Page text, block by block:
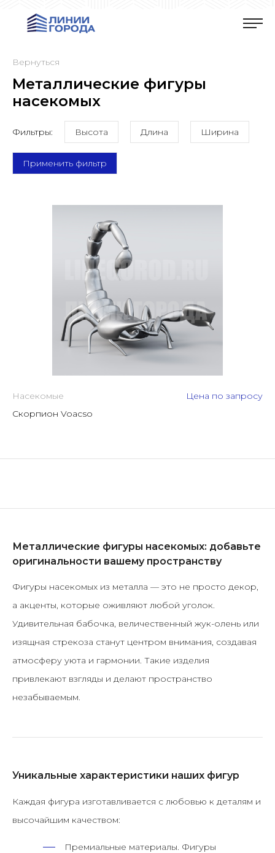
Вернуться
Металлические фигуры
насекомых
Фильтры: Высота Длина Ширина
Применить фильтр
Насекомые
Цена по запросу
Скорпион Voacso
Металлические фигуры насекомых: добавьте
оригинальности вашему пространству
Фигуры насекомых из металла — это не просто декор,
а акценты, которые оживляют любой уголок.
Удивительная бабочка, величественный жук-олень или
изящная стрекоза станут центром внимания, создавая
атмосферу уюта и гармонии. Такие изделия
привлекают взгляды и делают пространство
незабываемым.
Уникальные характеристики наших фигур
Каждая фигура изготавливается с любовью к деталям и
высочайшим качеством:
Премиальные материалы. Фигуры